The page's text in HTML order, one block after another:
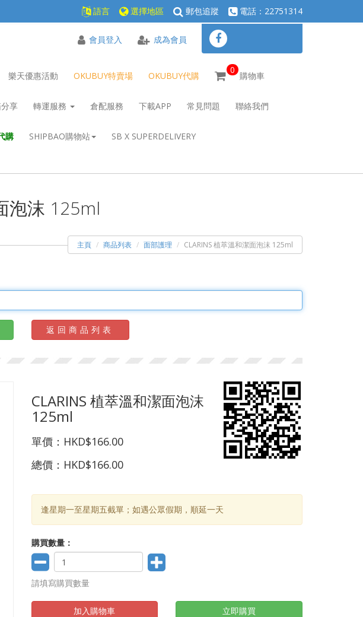
語言 選擇地區 郵包追蹤 電話：22751314
樂天優惠活動 OKUBUY特賣場 OKUBUY代購
0
購物車
享 轉運服務 倉配服務 下載APP 常見問題 聯絡我們
購 SHIPBAO購物站 SB X SUPERDELIVERY
會員登入 成為會員
泡沫 125ml
主頁 商品列表 面部護理 CLARINS 植萃溫和潔面泡沫 125ml
返回商品列表
CLARINS 植萃溫和潔面泡沫
125ml
單價： HKD$166.00
總價： HKD$166.00
逢星期一至星期五截單；如遇公眾假期，順延一天
購買數量：
請填寫購買數量
加入購物車 立即購買